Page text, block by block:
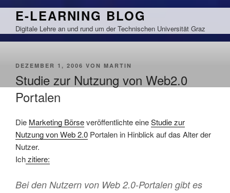
Zum
springen
E-LEARNING BLOG
Digitale Lehre an und rund um der Technischen Universität Graz
VERÖFFENTLICHT
DEZEMBER 1, 2006 VON MARTIN
Studie zur Nutzung von Web2.0
Portalen
Die Marketing Börseveröffentlichte eineStudie zur
Nutzung von Web 2.0 Portalen in Hinblick auf das Alter der
Nutzer.
Ichzitiere:
Bei den Nutzern von Web 2.0-Portalen gibt es